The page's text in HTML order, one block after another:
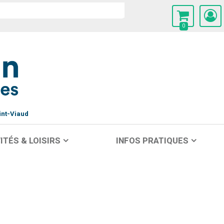
0
Viaud
& LOISIRS INFOS PRATIQUES